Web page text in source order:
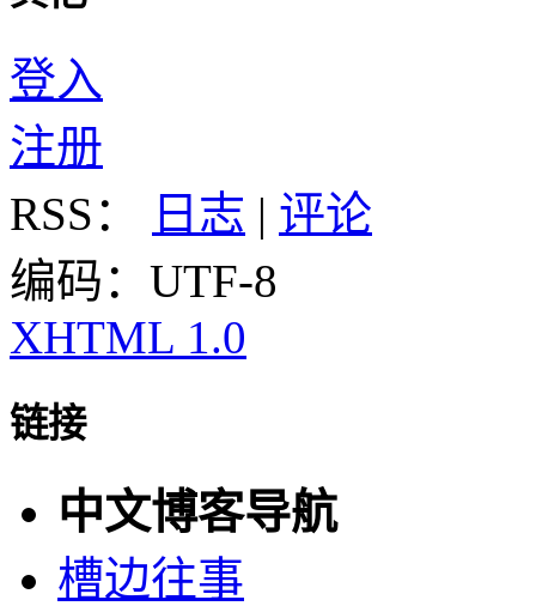
登入
注册
RSS：
日志 | 评论
编码：UTF-8
XHTML 1.0
链接
中文博客导航
槽边往事